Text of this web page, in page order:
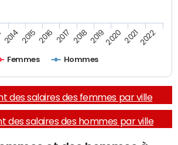
Femmes Hommes
2014 2015 2016 2017 2018 20192020 20212022
des salaires des femmes par ville
des salaires des hommes par ville